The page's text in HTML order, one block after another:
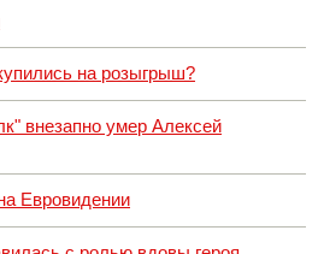
на розыгрыш?
внезапно умер Алексей
Евровидении